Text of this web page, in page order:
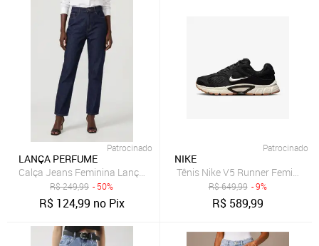
Patrocinado
LANÇA PERFUME
Calça Jeans Feminina Lança Perfume Mom Luna Azul
R$249,99 - 50%
R$ 124,99 no Pix
Patrocinado
NIKE
Tênis Nike V5 Runner Feminino
R$649,99 - 9%
R$ 589,99